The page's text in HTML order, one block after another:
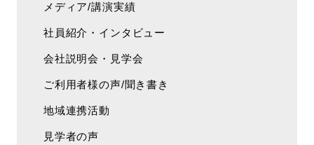
メディア/講演実績
社員紹介・インタビュー
会社説明会・見学会
ご利用者様の声/聞き書き
地域連携活動
見学者の声